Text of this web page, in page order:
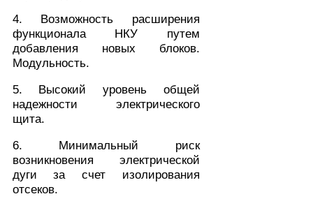
4. Возможность расширения
функционала НКУ путем
добавления новых блоков.
Модульность.
5. Высокий уровень общей
надежности электрического
щита.
6. Минимальный риск
возникновения электрической
дуги за счет изолирования
отсеков.